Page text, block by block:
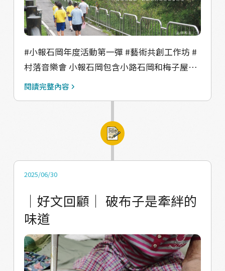
爬植物薜茘，過程中有夥伴提到，這是一次令
人開心的觀察，他很驚訝習以為常的野草野花
的知識非常精彩，採集也很好玩，只是他說： 󠀠
「野草壽命採下來感覺只剩30秒！」 󠀠 分享結
束，瓜瓜開始解說免燒陶如何製作，讓大家運
用剛剛的觀察創作圖樣，或是從自己的生活經
驗出發，思考想做的物件。開始動手之後，夥
乾、上色，成品的風格各異，從簡單的葉子、
小鳥、辣椒，再到複雜的鯨頭鸛、龍。 󠀠 這次的
工作坊讓大家完整體驗從觀察到創作的過程，
即使每個人創作的途徑不同，但創作本身就是
歡迎有興趣的朋友加入我們，從觀察開始關心
身邊居住的地方
#小報石岡年度活動第一彈 #藝術共創工作坊 #
村落音樂會 小報石岡包含小路石岡和梅子屋的
夥伴，我們是一群深愛石岡的在地人，透過實
區探索，完成了一首客家歌曲，邀集大家一起
來到百年芒果樹下，跟伯公一起聆聽一場很在
更多石岡人，無論你人在哪裡，可能返鄉工
心嚮往石岡，希望與石岡產生連結，這些緣分
都很珍貴，歡迎來參與我們的工作坊，成為漂
鳥中的一員！ ﹏﹏﹏﹏﹏﹏﹏﹏﹏﹏ 《石岡漂
鳥與他們的產地》裝置藝術工作坊 漂入石岡：
https://forms.gle/ocs2NNk6XP88uJAs6 究竟
閱讀完整內容
2025/06/30
｜好文回顧｜ 破布子是牽絆的
味道